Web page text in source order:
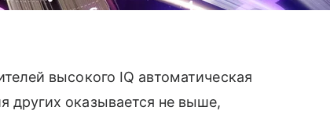
высокого IQ автоматическая
других оказывается не выше,